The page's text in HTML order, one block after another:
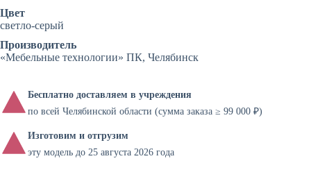
Цвет
светло-серый
Производитель
«Мебельные технологии» ПК, Челябинск
Бесплатно доставляем в учреждения
по всей Челябинской области (сумма заказа ≥ 99 000 ₽)
Изготовим и отгрузим
эту модель до 25 августа 2026 года